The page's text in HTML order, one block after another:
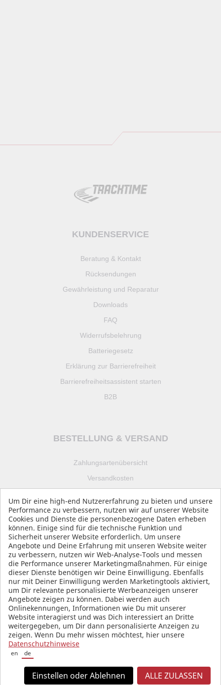
KUNDENSERVICE
Beratung & Kontakt
Rücksendungen
Gewährleistung und Reparatur
Downloads
FAQ
Widerrufsbelehrung
Batteriegesetz
Erklärung zur Barrierefreiheit
Barrierefreiheitsassistent starten
B2B
BESTELLUNG & VERSAND
Zahlungsartenübersicht
Versandkosten
Datenschutz
AGB
SOCIAL MEDIA
Um Dir eine high-end Nutzererfahrung zu bieten und unsere
Performance zu verbessern, nutzen wir auf unserer Website
Cookies und Dienste die personenbezogene Daten erheben
können. Einige sind für die technische Funktion und
Sicherheit unserer Website erforderlich. Um unsere
Angebote und Deine Erfahrung mit unseren Website weiter
zu verbessern, nutzen wir Web-Analyse-Tools und messen
die Performance unserer Marketingmaßnahmen. Für einige
dieser Dienste benötigen wir Deine Einwilligung. Ebenfalls
nur mit Deiner Einwilligung werden Marketingtools aktiviert,
um Dir relevante personalisierte Werbeanzeigen unserer
Angebote zeigen zu können. Dabei werden auch
Onlinekennungen, Informationen wie Du mit unserer
Website interagierst und was Dich interessiert an Dritte
weitergegeben, um Dir dann personalisierte Anzeigen zu
zeigen. Wenn Du mehr wissen möchtest, hier unsere
Datenschutzhinweise
en de
Einstellen oder Ablehnen ALLE ZULASSEN